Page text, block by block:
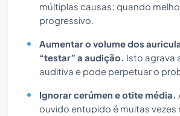
múltiplas causas; quando
progressivo.
Aumentar o volume dos
“testar” a audição.
Isto agrava
auditiva e pode perpetuar o
Ignorar cerúmen e otite média.
ouvido entupido é muitas vezes